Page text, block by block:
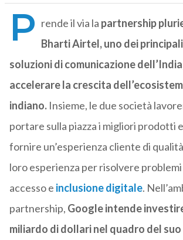
P rende il via la partnership
Bharti Airtel, uno dei
soluzioni di comunicazione
accelerare la crescita
indiano.Insieme, le due società
portare sulla piazza i migliori prodotti
fornire un’esperienza cliente di
loro esperienza per risolvere
accesso e inclusione digitale.
partnership, Google intende
miliardo di dollari nel quadro del suo